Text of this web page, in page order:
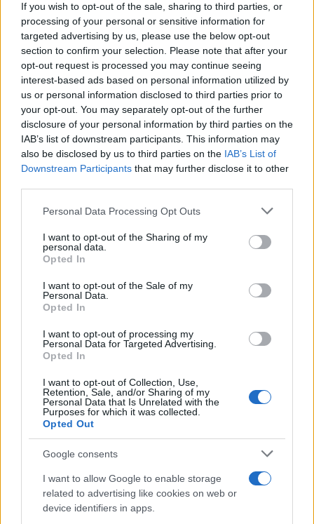
If you wish to opt-out of the sale, sharing to third parties, or
processing of your personal or sensitive information for
targeted advertising by us, please use the below opt-out
section to confirm your selection. Please note that after your
opt-out request is processed you may continue seeing
interest-based ads based on personal information utilized by
us or personal information disclosed to third parties prior to
your opt-out. You may separately opt-out of the further
disclosure of your personal information by third parties on the
IAB’s list of downstream participants. This information may
also be disclosed by us to third parties on the IAB’s List of
Downstream Participants that may further disclose it to other
Please note that this website/app uses one or more Google
not limited to your visit or usage behaviour. You may click to
grant or deny consent to Google and its third-party tags to
use your data for below specified purposes in below Google
consent section.
Personal Data Processing Opt Outs
I want to opt-out of the Sharing of my
personal data.
Opted In
I want to opt-out of the Sale of my
Personal Data.
Opted In
I want to opt-out of processing my
Personal Data for Targeted Advertising.
Opted In
I want to opt-out of Collection, Use,
Retention, Sale, and/or Sharing of my
Personal Data that Is Unrelated with the
Purposes for which it was collected.
Opted Out
Google consents
I want to allow Google to enable storage
related to advertising like cookies on web or
device identifiers in apps.